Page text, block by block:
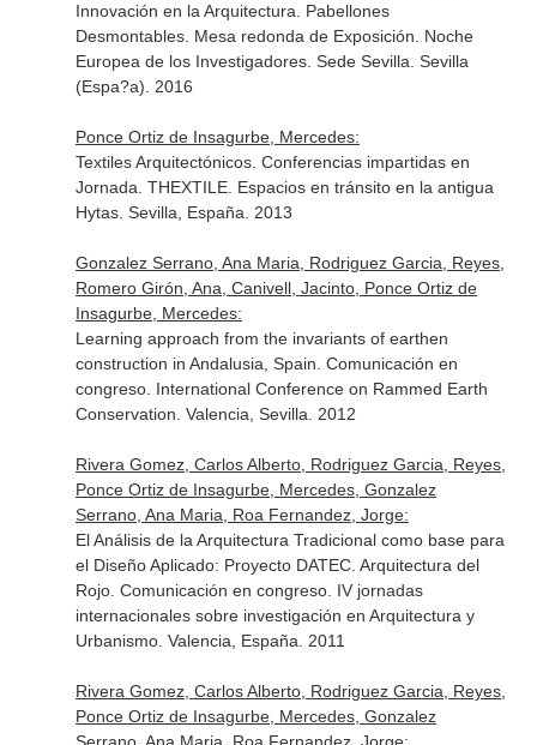
Innovación en la Arquitectura. Pabellones
Desmontables. Mesa redonda de Exposición. Noche
Europea de los Investigadores. Sede Sevilla. Sevilla
(Espa?a). 2016
Ponce Ortiz de Insagurbe, Mercedes:
Textiles Arquitectónicos. Conferencias impartidas en
Jornada. THEXTILE. Espacios en tránsito en la antigua
Hytas. Sevilla, España. 2013
Gonzalez Serrano, Ana Maria, Rodriguez Garcia, Reyes,
Romero Girón, Ana, Canivell, Jacinto, Ponce Ortiz de
Insagurbe, Mercedes:
Learning approach from the invariants of earthen
construction in Andalusia, Spain. Comunicación en
congreso. International Conference on Rammed Earth
Conservation. Valencia, Sevilla. 2012
Rivera Gomez, Carlos Alberto, Rodriguez Garcia, Reyes,
Ponce Ortiz de Insagurbe, Mercedes, Gonzalez
Serrano, Ana Maria, Roa Fernandez, Jorge:
El Análisis de la Arquitectura Tradicional como base para
el Diseño Aplicado: Proyecto DATEC. Arquitectura del
Rojo. Comunicación en congreso. IV jornadas
internacionales sobre investigación en Arquitectura y
Urbanismo. Valencia, España. 2011
Rivera Gomez, Carlos Alberto, Rodriguez Garcia, Reyes,
Ponce Ortiz de Insagurbe, Mercedes, Gonzalez